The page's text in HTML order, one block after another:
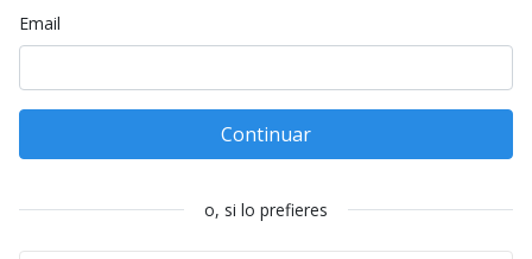
Email
Continuar
o, si lo prefieres